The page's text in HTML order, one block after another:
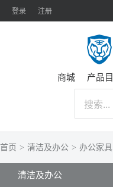
登录 注册
商城 产品
首页 > 清洁及办公 > 办公家具
清洁及办公